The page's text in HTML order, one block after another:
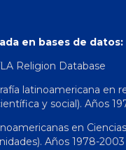
en bases de datos:
Religion Database
latinoamericana en
y social). Años
en
Años 1978-2003